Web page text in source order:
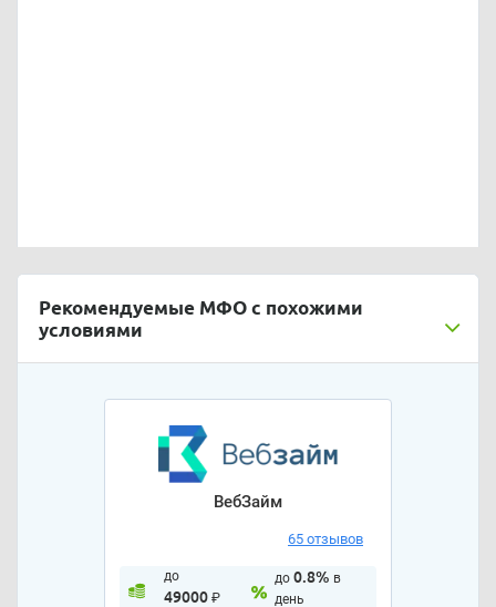
Рекомендуемые МФО с похожими
условиями
ВебЗайм
65 отзывов
до
49000₽
до 0.8% в
день